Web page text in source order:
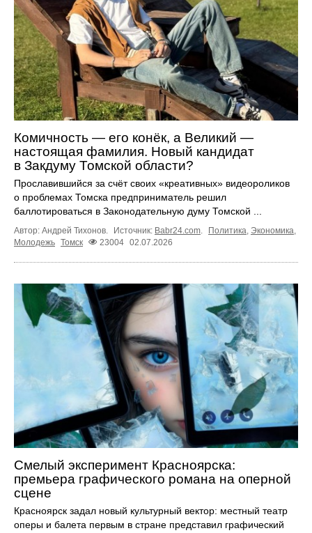
Комичность — его конёк, а Великий —
настоящая фамилия. Новый кандидат
в Закдуму Томской области?
Прославившийся за счёт своих «креативных» видеороликов
о проблемах Томска предприниматель решил
баллотироваться в Законодательную думу Томской ...
Автор: Андрей Тихонов. Источник: Babr24.com Политика Экономика
Молодежь Томск 23004 02.07.2026
Смелый эксперимент Красноярска:
премьера графического романа на оперной
сцене
Красноярск задал новый культурный вектор: местный театр
оперы и балета первым в стране представил графический